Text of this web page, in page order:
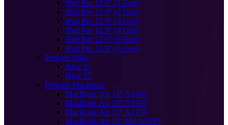
iPad Pro 12.9" (1 Gen)
iPad Pro 12.9" (2 Gen)
iPad Pro 12.9" (3 Gen)
iPad Pro 12.9" (4 Gen)
iPad Pro 12.9" (5 Gen)
iPad Pro 12.9" (6 Gen)
Ремонт iMac
iMac 21
iMac 27
Ремонт MacBook
MacBook Air 13" A1466
MacBook Air 13" A1932
MacBook Air 13" A2179
MacBook Air 13" M1 A2337